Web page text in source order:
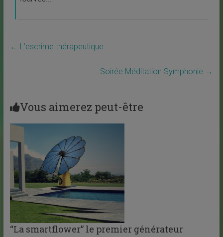
← L’escrime thérapeutique
Soirée Méditation Symphonie →
Vous aimerez peut-être
“La smartflower” le premier générateur